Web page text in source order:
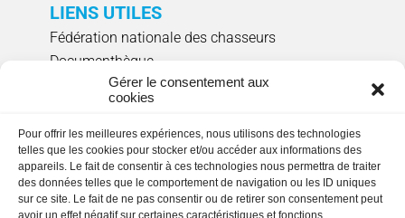
Gérer le consentement aux
cookies
Pour offrir les meilleures expériences, nous utilisons des technologies
telles que les cookies pour stocker et/ou accéder aux informations des
appareils. Le fait de consentir à ces technologies nous permettra de traiter
des données telles que le comportement de navigation ou les ID uniques
sur ce site. Le fait de ne pas consentir ou de retirer son consentement peut
avoir un effet négatif sur certaines caractéristiques et fonctions.
LIENS UTILES
Fédération nationale des chasseurs
Documenthèque
Agenda évènements
NOUS SUIVRE